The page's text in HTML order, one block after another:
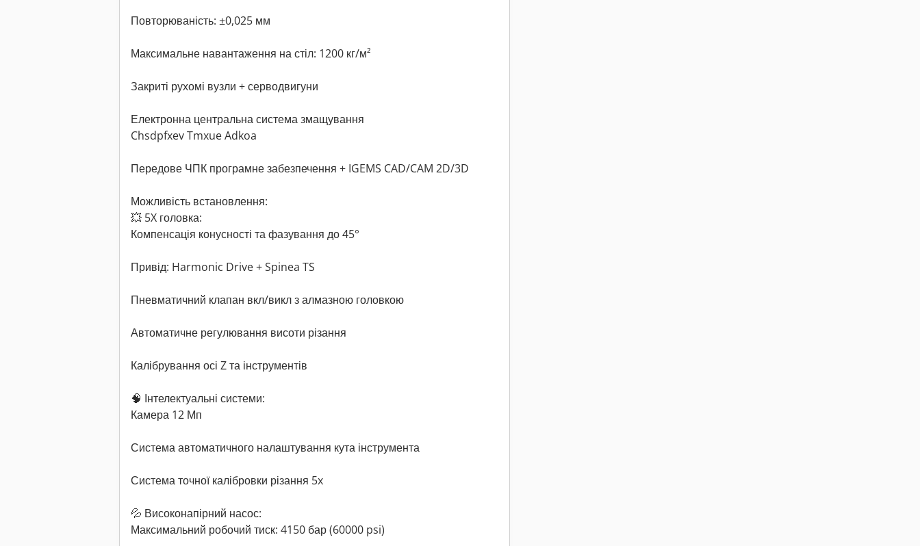
Повторюваність: ±0,025 мм
Максимальне навантаження на стіл: 1200 кг/м²
Закриті рухомі вузли + серводвигуни
Електронна центральна система змащування
Chsdpfxev Tmxue Adkoa
Передове ЧПК програмне забезпечення + IGEMS CAD/CAM 2D/3D
Можливість встановлення:
💥 5X головка:
Компенсація конусності та фазування до 45°
Привід: Harmonic Drive + Spinea TS
Пневматичний клапан вкл/викл з алмазною головкою
Автоматичне регулювання висоти різання
Калібрування осі Z та інструментів
🧠 Інтелектуальні системи:
Камера 12 Мп
Система автоматичного налаштування кута інструмента
Система точної калібровки різання 5x
💦 Високонапірний насос:
Максимальний робочий тиск: 4150 бар (60000 psi)